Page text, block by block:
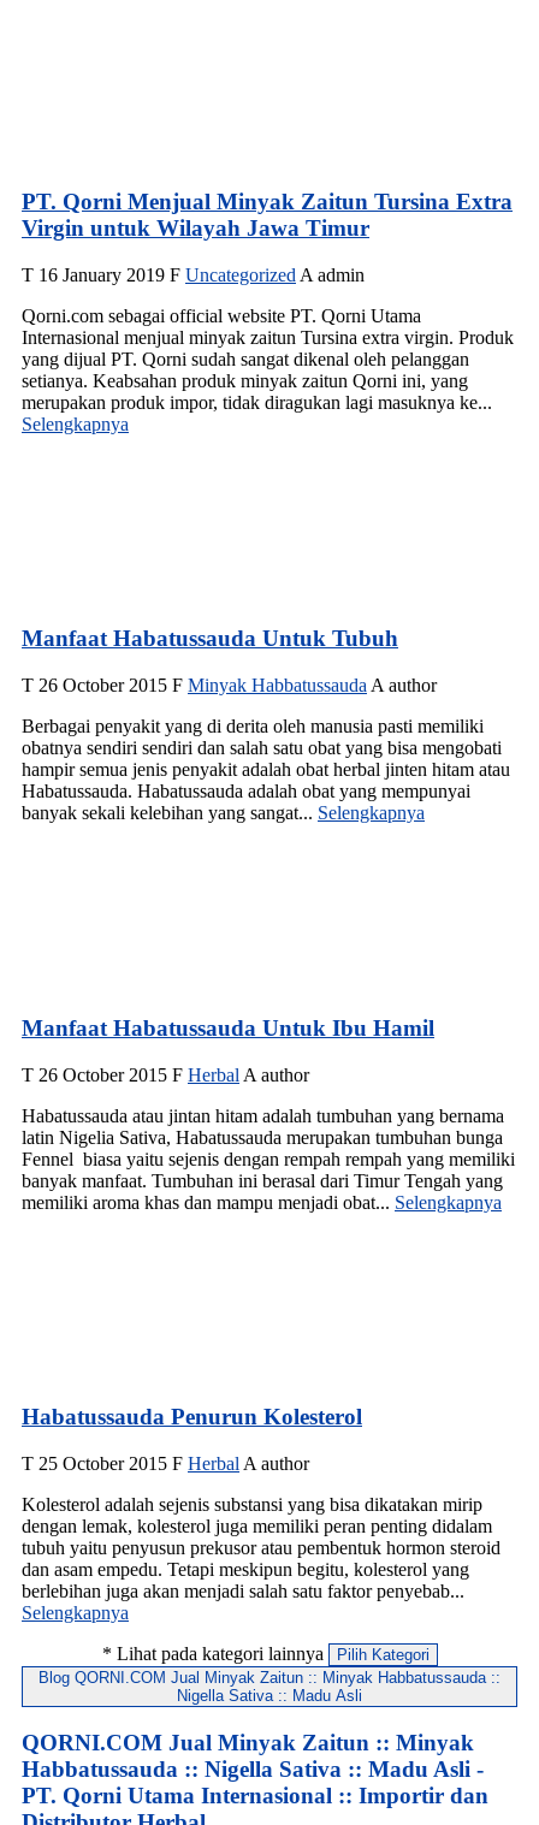
PT. Qorni Menjual Minyak Zaitun Tursina Extra
Virgin untuk Wilayah Jawa Timur
T 16 January 2019 F Uncategorized A admin
Qorni.com sebagai official website PT. Qorni Utama
Internasional menjual minyak zaitun Tursina extra virgin. Produk
yang dijual PT. Qorni sudah sangat dikenal oleh pelanggan
setianya. Keabsahan produk minyak zaitun Qorni ini, yang
merupakan produk impor, tidak diragukan lagi masuknya ke...
Selengkapnya
Manfaat Habatussauda Untuk Tubuh
T 26 October 2015 F Minyak Habbatussauda A author
Berbagai penyakit yang di derita oleh manusia pasti memiliki
obatnya sendiri sendiri dan salah satu obat yang bisa mengobati
hampir semua jenis penyakit adalah obat herbal jinten hitam atau
Habatussauda. Habatussauda adalah obat yang mempunyai
banyak sekali kelebihan yang sangat... Selengkapnya
Manfaat Habatussauda Untuk Ibu Hamil
T 26 October 2015 F Herbal A author
Habatussauda atau jintan hitam adalah tumbuhan yang bernama
latin Nigelia Sativa, Habatussauda merupakan tumbuhan bunga
Fennel biasa yaitu sejenis dengan rempah rempah yang memiliki
banyak manfaat. Tumbuhan ini berasal dari Timur Tengah yang
memiliki aroma khas dan mampu menjadi obat... Selengkapnya
Habatussauda Penurun Kolesterol
T 25 October 2015 F Herbal A author
Kolesterol adalah sejenis substansi yang bisa dikatakan mirip
dengan lemak, kolesterol juga memiliki peran penting didalam
tubuh yaitu penyusun prekusor atau pembentuk hormon steroid
dan asam empedu. Tetapi meskipun begitu, kolesterol yang
berlebihan juga akan menjadi salah satu faktor penyebab...
Selengkapnya
* Lihat pada kategori lainnya
Pilih Kategori
Blog QORNI.COM Jual Minyak Zaitun :: Minyak Habbatussauda ::
Nigella Sativa :: Madu Asli
QORNI.COM Jual Minyak Zaitun :: Minyak
Habbatussauda :: Nigella Sativa :: Madu Asli -
PT. Qorni Utama Internasional :: Importir dan